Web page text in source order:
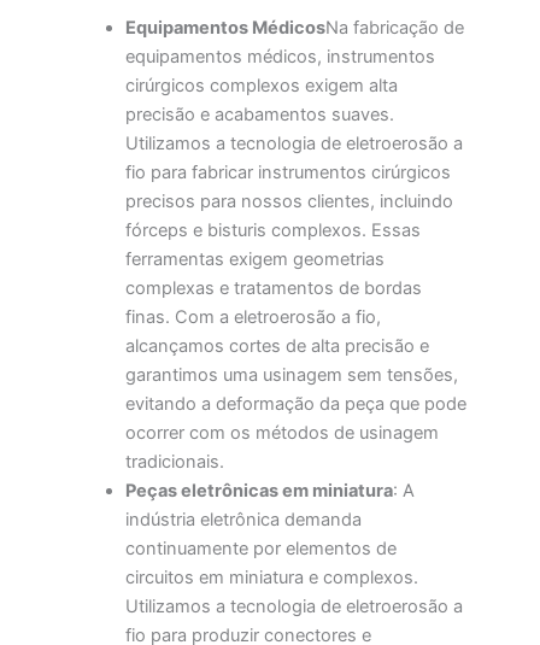
Equipamentos MédicosNa fabricação de
equipamentos médicos, instrumentos
cirúrgicos complexos exigem alta
precisão e acabamentos suaves.
Utilizamos a tecnologia de eletroerosão a
fio para fabricar instrumentos cirúrgicos
precisos para nossos clientes, incluindo
fórceps e bisturis complexos. Essas
ferramentas exigem geometrias
complexas e tratamentos de bordas
finas. Com a eletroerosão a fio,
alcançamos cortes de alta precisão e
garantimos uma usinagem sem tensões,
evitando a deformação da peça que pode
ocorrer com os métodos de usinagem
tradicionais.
Peças eletrônicas em miniatura: A
indústria eletrônica demanda
continuamente por elementos de
circuitos em miniatura e complexos.
Utilizamos a tecnologia de eletroerosão a
fio para produzir conectores e